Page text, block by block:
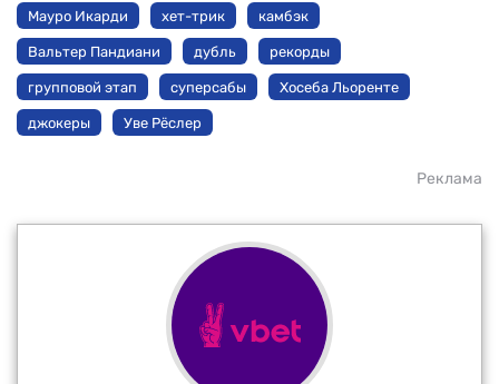
Мауро Икарди хет-трик камбэк
Вальтер Пандиани дубль рекорды
групповой этап суперсабы Хосеба Льоренте
джокеры Уве Рёслер
Реклама